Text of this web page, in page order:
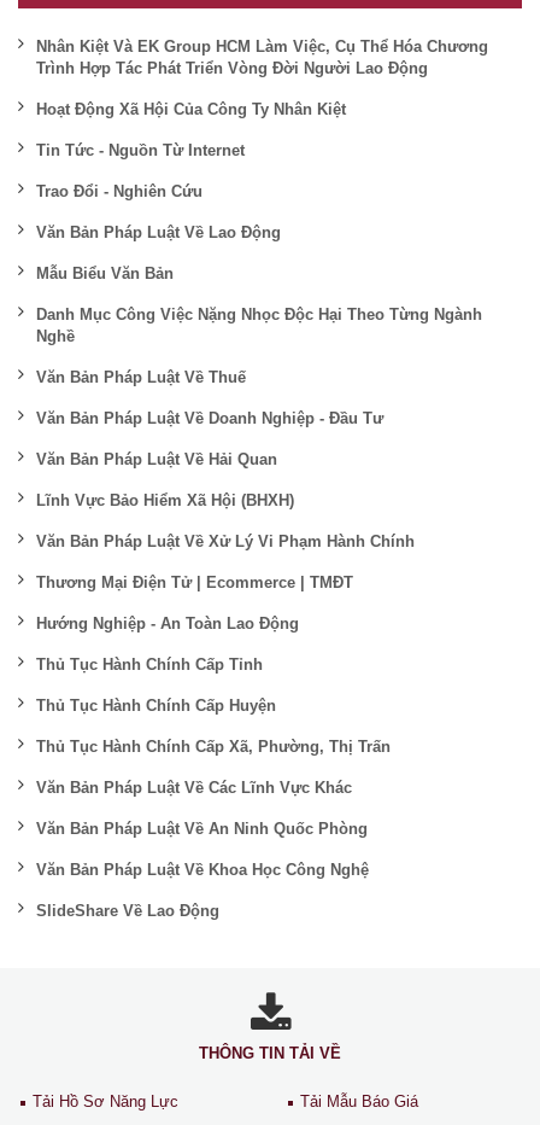
Nhân Kiệt Và EK Group HCM Làm Việc, Cụ Thể Hóa Chương
Trình Hợp Tác Phát Triển Vòng Đời Người Lao Động
Hoạt Động Xã Hội Của Công Ty Nhân Kiệt
Tin Tức - Nguồn Từ Internet
Trao Đổi - Nghiên Cứu
Văn Bản Pháp Luật Về Lao Động
Mẫu Biểu Văn Bản
Danh Mục Công Việc Nặng Nhọc Độc Hại Theo Từng Ngành
Nghề
Văn Bản Pháp Luật Về Thuế
Văn Bản Pháp Luật Về Doanh Nghiệp - Đầu Tư
Văn Bản Pháp Luật Về Hải Quan
Lĩnh Vực Bảo Hiểm Xã Hội (BHXH)
Văn Bản Pháp Luật Về Xử Lý Vi Phạm Hành Chính
Thương Mại Điện Tử | Ecommerce | TMĐT
Hướng Nghiệp - An Toàn Lao Động
Thủ Tục Hành Chính Cấp Tỉnh
Thủ Tục Hành Chính Cấp Huyện
Thủ Tục Hành Chính Cấp Xã, Phường, Thị Trấn
Văn Bản Pháp Luật Về Các Lĩnh Vực Khác
Văn Bản Pháp Luật Về An Ninh Quốc Phòng
Văn Bản Pháp Luật Về Khoa Học Công Nghệ
SlideShare Về Lao Động
THÔNG TIN TẢI VỀ
Tải Hồ Sơ Năng Lực Tải Mẫu Báo Giá